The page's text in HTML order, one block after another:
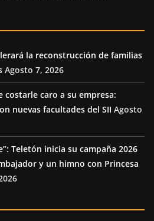
la reconstrucción de familias
Agosto 7, 2026
caro a su empresa:
nuevas facultades del SII Agosto
Teletón inicia su campaña 2026
y un himno con Princesa